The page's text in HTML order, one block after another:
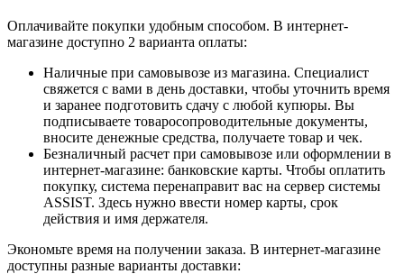
Оплачивайте покупки удобным способом. В интернет-
магазине доступно 2 варианта оплаты:
Наличные при самовывозе из магазина. Специалист
свяжется с вами в день доставки, чтобы уточнить время
и заранее подготовить сдачу с любой купюры. Вы
подписываете товаросопроводительные документы,
вносите денежные средства, получаете товар и чек.
Безналичный расчет при самовывозе или оформлении в
интернет-магазине: банковские карты. Чтобы оплатить
покупку, система перенаправит вас на сервер системы
ASSIST. Здесь нужно ввести номер карты, срок
действия и имя держателя.
Экономьте время на получении заказа. В интернет-магазине
доступны разные варианты доставки: